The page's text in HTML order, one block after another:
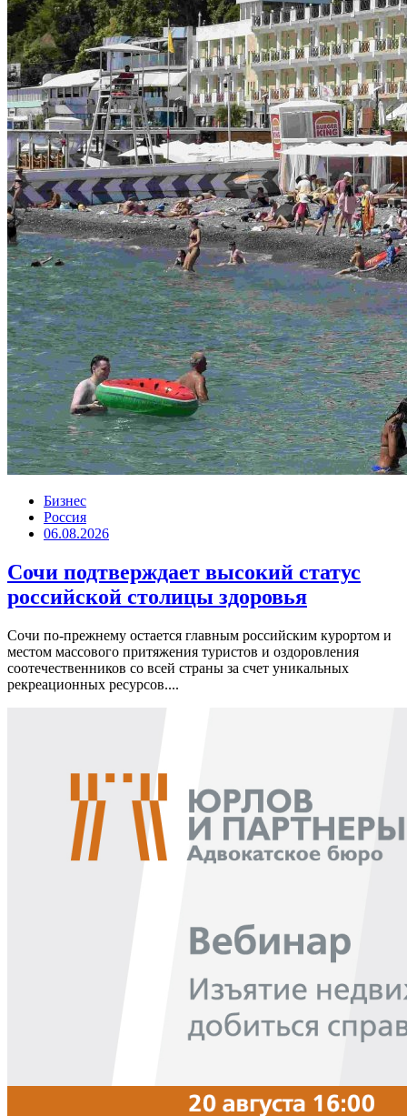
Бизнес
Россия
06.08.2026
Сочи подтверждает высокий статус
российской столицы здоровья
Сочи по-прежнему остается главным российским курортом и
местом массового притяжения туристов и оздоровления
соотечественников со всей страны за счет уникальных
рекреационных ресурсов....